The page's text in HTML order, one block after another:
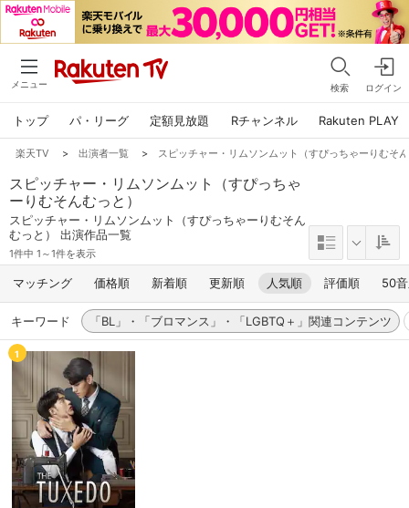
メニュー 検索 ログイン
トップ パ・リーグ 定額見放題 Rチャンネル Rakuten PLAY
楽天TV > 出演者一覧 > スピッチャー・リムソンムット（すぴっちゃーりむそ
スピッチャー・リムソンムット（すぴっちゃ
ーりむそんむっと）
スピッチャー・リムソンムット（すぴっちゃーりむそん
むっと） 出演作品一覧
1件中 1～1件を表示
マッチング 価格順 新着順 更新順 人気順 評価順 50
キーワード 「BL」・「ブロマンス」・「LGBTQ＋」関連コンテンツ
1